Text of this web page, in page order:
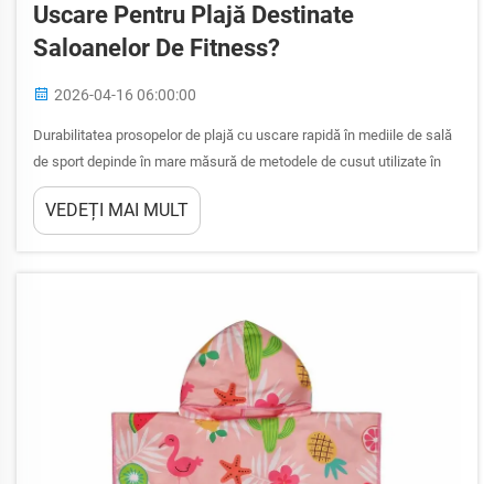
Uscare Pentru Plajă Destinate
Saloanelor De Fitness?
2026-04-16 06:00:00
Durabilitatea prosopelor de plajă cu uscare rapidă în mediile de sală
de sport depinde în mare măsură de metodele de cusut utilizate în
procesul de fabricație. Mediile comerciale supuse unui trafic intens,
cum ar fi centrele de fitness și instalațiile sportive, necesită
VEDEȚI MAI MULT